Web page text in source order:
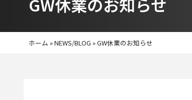
ホーム »NEWS/BLOG »GW休業のお知らせ